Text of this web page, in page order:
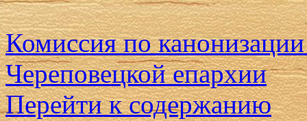
Комиссия по
Череповецкой епархии
Перейти к содержанию